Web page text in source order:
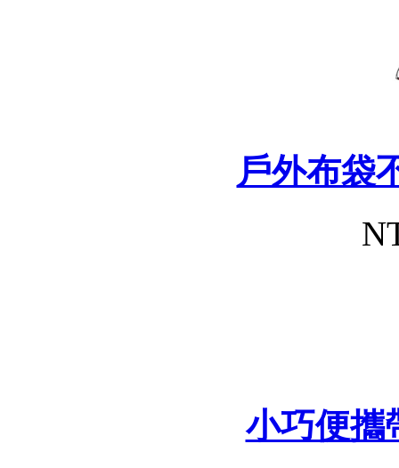
戶外布袋
小巧便攜